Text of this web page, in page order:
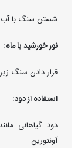
شستن سنگ با آب
نور خورشید یا ماه:
قرار دادن سنگ
استفاده از دود:
دود گیاهانی
آونتورین.